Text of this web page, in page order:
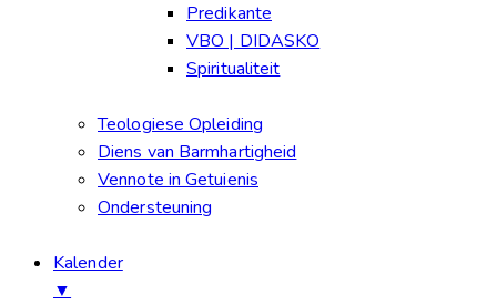
Predikante
VBO | DIDASKO
Spiritualiteit
Teologiese Opleiding
Diens van Barmhartigheid
Vennote in Getuienis
Ondersteuning
Kalender
▼